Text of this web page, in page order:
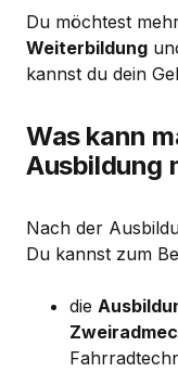
Du möchtest
Weiterbildung
kannst du dein
Was kann
Ausbildung
Nach der
Du kannst zum
die